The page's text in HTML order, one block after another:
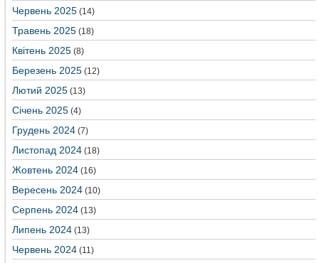
Червень 2025 (14)
Травень 2025 (18)
Квітень 2025 (8)
Березень 2025 (12)
Лютий 2025 (13)
Січень 2025 (4)
Грудень 2024 (7)
Листопад 2024 (18)
Жовтень 2024 (16)
Вересень 2024 (10)
Серпень 2024 (13)
Липень 2024 (13)
Червень 2024 (11)